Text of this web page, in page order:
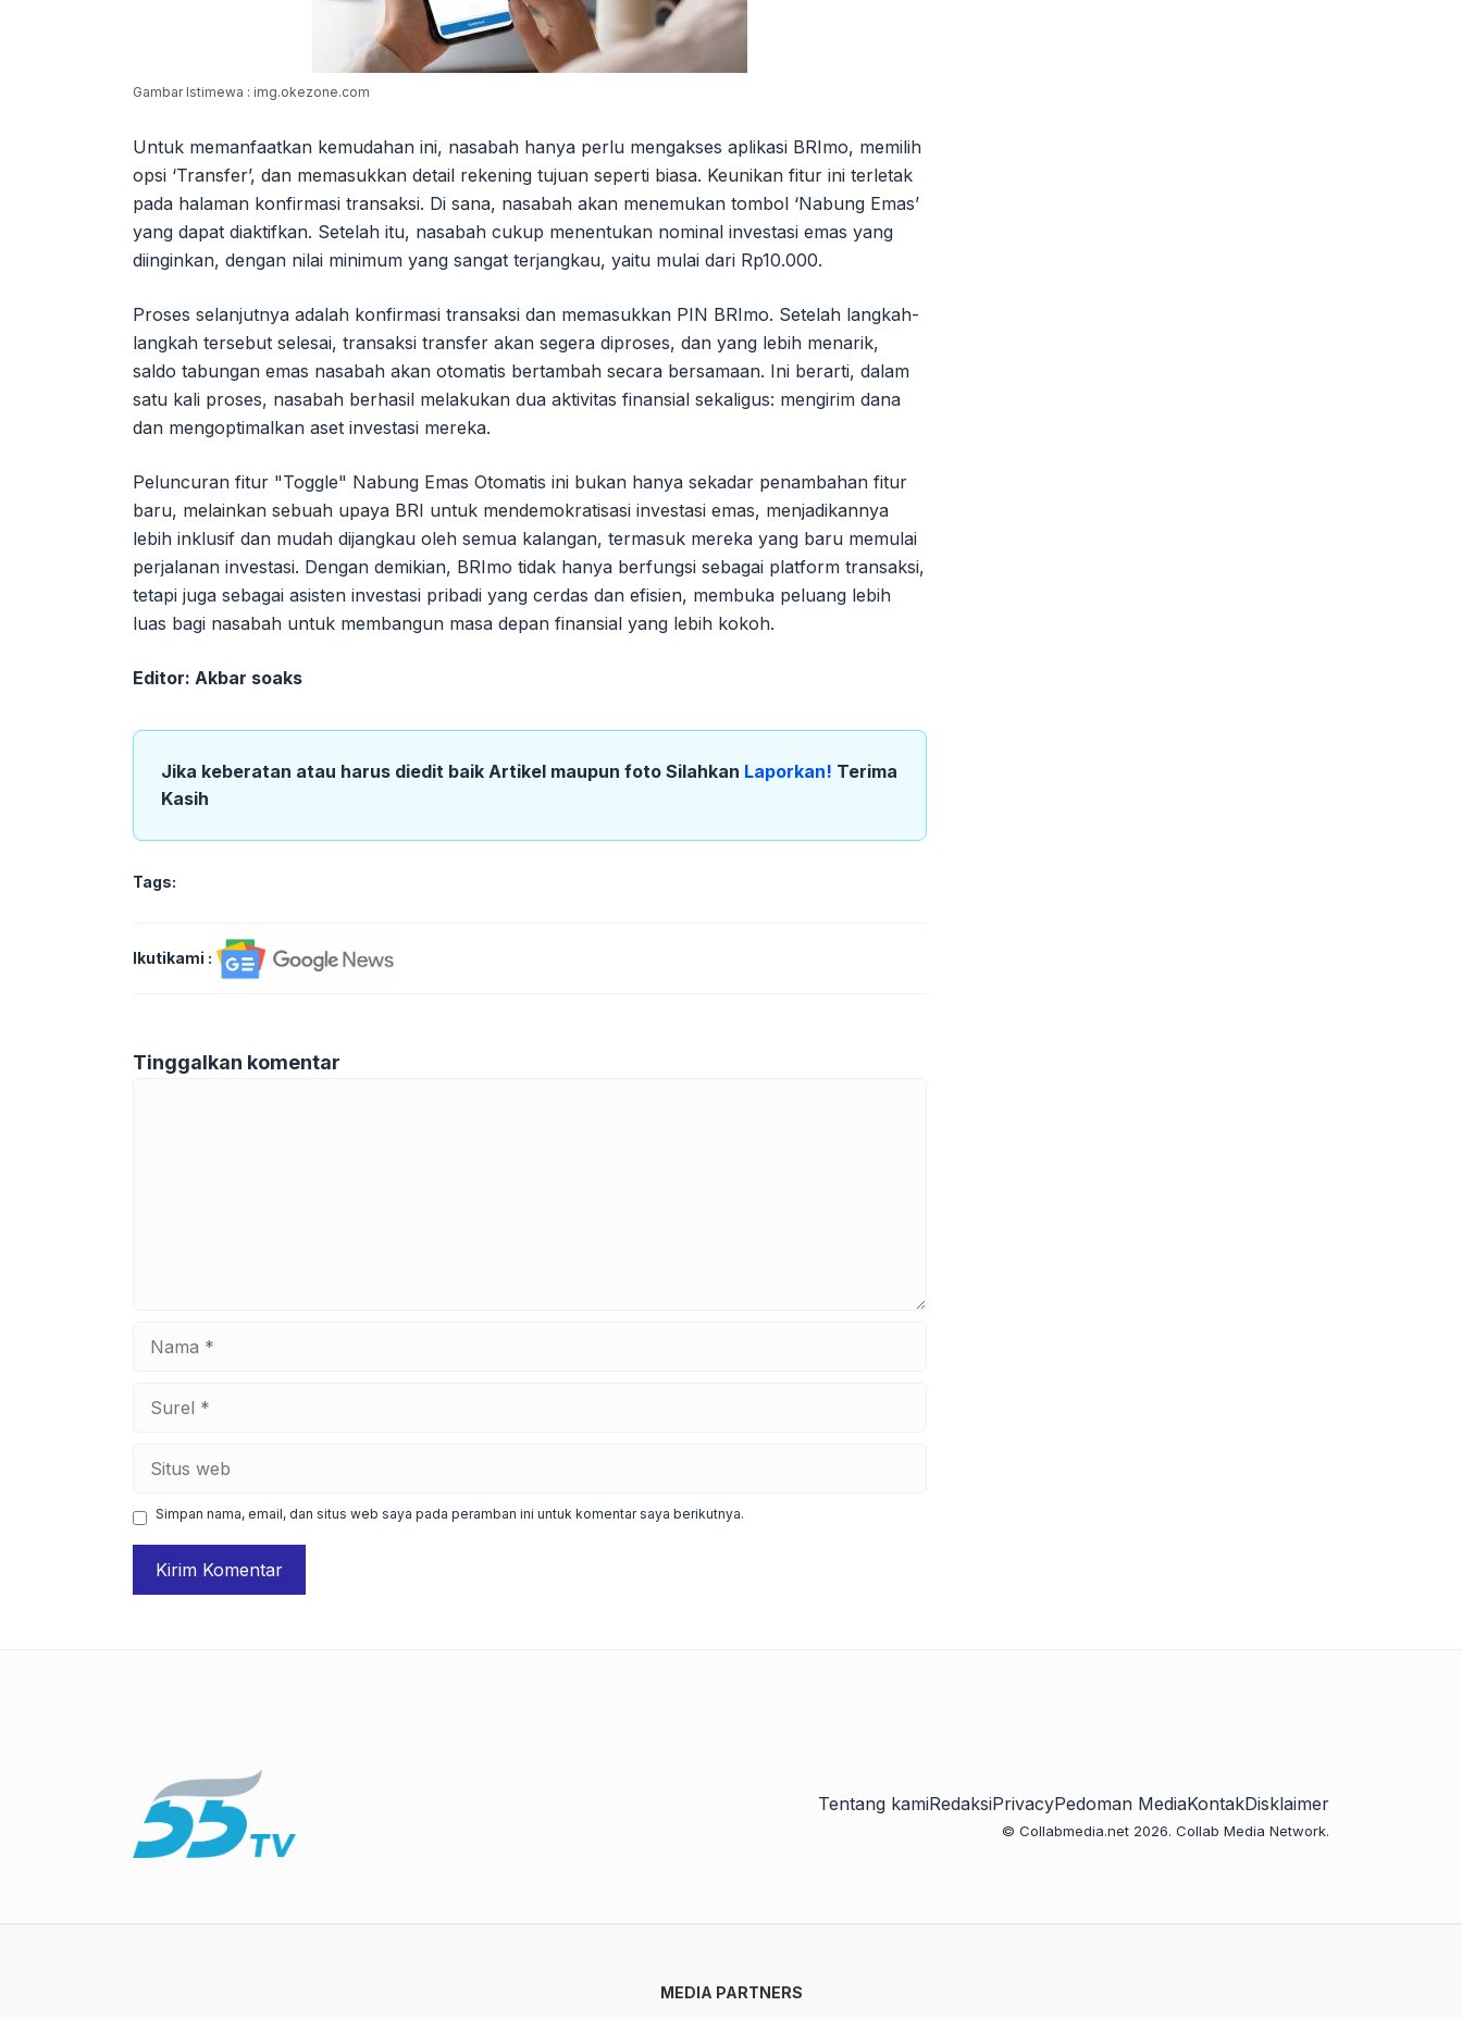
Gambar Istimewa : img.okezone.com
Untuk memanfaatkan kemudahan ini, nasabah hanya perlu mengakses aplikasi BRImo, memilih
opsi ‘Transfer’, dan memasukkan detail rekening tujuan seperti biasa. Keunikan fitur ini terletak
pada halaman konfirmasi transaksi. Di sana, nasabah akan menemukan tombol ‘Nabung Emas’
yang dapat diaktifkan. Setelah itu, nasabah cukup menentukan nominal investasi emas yang
diinginkan, dengan nilai minimum yang sangat terjangkau, yaitu mulai dari Rp10.000.
Proses selanjutnya adalah konfirmasi transaksi dan memasukkan PIN BRImo. Setelah langkah-
langkah tersebut selesai, transaksi transfer akan segera diproses, dan yang lebih menarik,
saldo tabungan emas nasabah akan otomatis bertambah secara bersamaan. Ini berarti, dalam
satu kali proses, nasabah berhasil melakukan dua aktivitas finansial sekaligus: mengirim dana
dan mengoptimalkan aset investasi mereka.
Peluncuran fitur "Toggle" Nabung Emas Otomatis ini bukan hanya sekadar penambahan fitur
baru, melainkan sebuah upaya BRI untuk mendemokratisasi investasi emas, menjadikannya
lebih inklusif dan mudah dijangkau oleh semua kalangan, termasuk mereka yang baru memulai
perjalanan investasi. Dengan demikian, BRImo tidak hanya berfungsi sebagai platform transaksi,
tetapi juga sebagai asisten investasi pribadi yang cerdas dan efisien, membuka peluang lebih
luas bagi nasabah untuk membangun masa depan finansial yang lebih kokoh.
Editor: Akbar soaks
Jika keberatan atau harus diedit baik Artikel maupun foto Silahkan Laporkan! Terima
Kasih
Tags:
Ikutikami :
Tinggalkan komentar
Simpan nama, email, dan situs web saya pada peramban ini untuk komentar saya berikutnya.
Tentang kamiRedaksiPrivacyPedoman MediaKontakDisklaimer
© Collabmedia.net 2026. Collab Media Network.
MEDIA PARTNERS